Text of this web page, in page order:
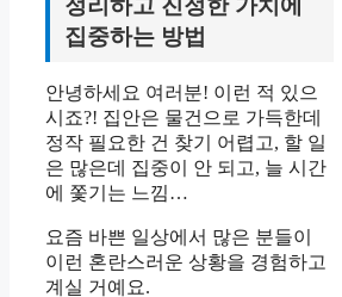
정리하고 진정한 가치에
집중하는 방법
안녕하세요 여러분! 이런 적 있으
시죠?! 집안은 물건으로 가득한데
정작 필요한 건 찾기 어렵고, 할 일
은 많은데 집중이 안 되고, 늘 시간
에 쫓기는 느낌…
요즘 바쁜 일상에서 많은 분들이
이런 혼란스러운 상황을 경험하고
계실 거예요.